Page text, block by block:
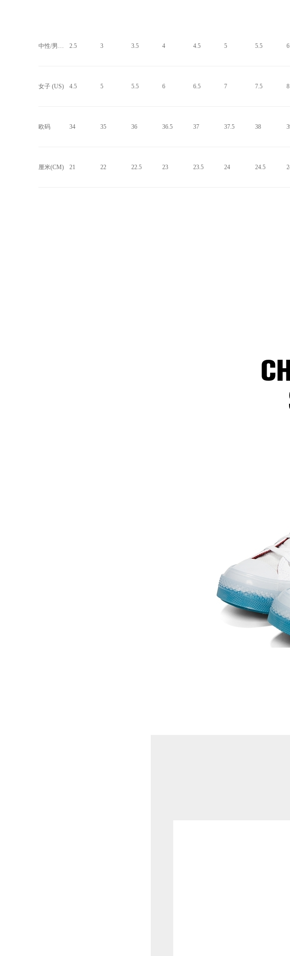
中性/男子 (US) 2.5 3 3.5 4 4.5 5 5.5 6
女子 (US) 4.5 5 5.5 6 6.5 7 7.5 8
欧码 34 35 36 36.5 37 37.5 38
厘米(CM) 21 22 22.5 23 23.5 24 24.5